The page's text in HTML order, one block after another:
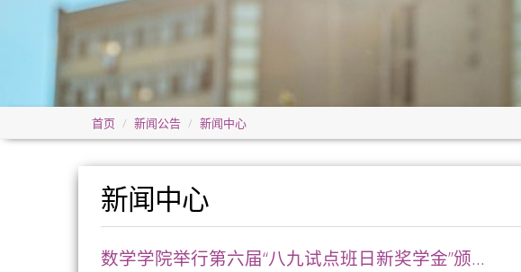
首页 新闻公告 新闻中心
新闻中心
数学学院举行第六届“八九试点班日新奖学金”颁...